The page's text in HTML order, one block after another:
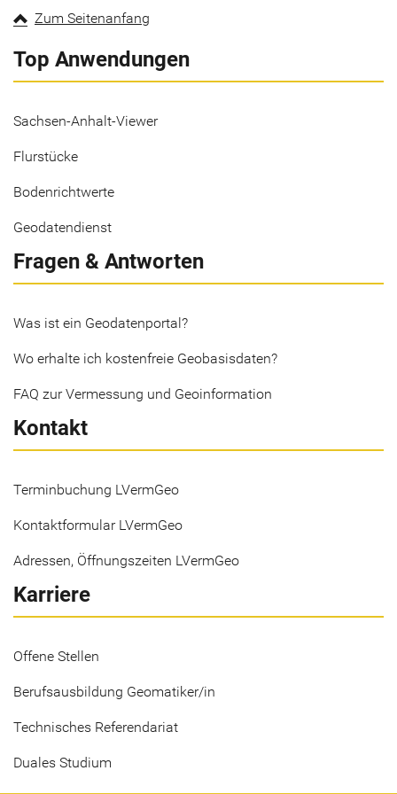
Zum Seitenanfang
Top Anwendungen
Sachsen-Anhalt-Viewer
Flurstücke
Bodenrichtwerte
Geodatendienst
Fragen & Antworten
Was ist ein Geodatenportal?
Wo erhalte ich kostenfreie Geobasisdaten?
FAQ zur Vermessung und Geoinformation
Kontakt
Terminbuchung LVermGeo
Kontaktformular LVermGeo
Adressen, Öffnungszeiten LVermGeo
Karriere
Offene Stellen
Berufsausbildung Geomatiker/in
Technisches Referendariat
Duales Studium